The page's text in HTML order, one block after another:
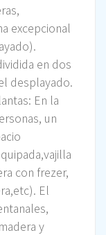
excepcional
en dos
desplayado.
En la
un
con frezer,
El
y